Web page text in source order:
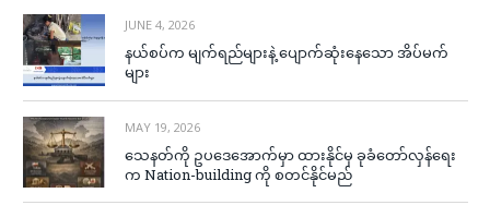
JUNE 4, 2026
နယ်စပ်က မျက်ရည်များနဲ့ ပျောက်ဆုံးနေသော အိပ်မက်
များ
MAY 19, 2026
သေနတ်ကို ဥပဒေအောက်မှာ ထားနိုင်မှ ခုခံတော်လှန်ရေး
က Nation-building ကို စတင်နိုင်မည်